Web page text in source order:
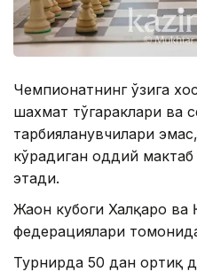
Чемпионатнинг ўзига
шахмат тўгараклари ва
тарбияланувчилари
кўрадиган оддий
этади.
Жаҳон кубоги Халқаро
федерациялари
Турнирда 50 дан ортиқ